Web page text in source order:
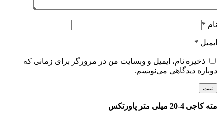
نام *
ایمیل *
ذخیره نام، ایمیل و وبسایت من در مرورگر برای زمانی که
دوباره دیدگاهی می‌نویسم.
مته کاجی 4-20 میلی متر پاورتکس